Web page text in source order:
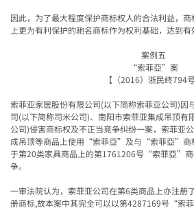
因此，为了最大程度保护商标权人的合法利益，
上更为有利保护的驰名商标作为权利基础，达到有
案例五
“索菲亞” 案
【（2016）浙民终794
索菲亚家居股份有限公司(以下简称索菲亚公司)因
司(以下简称司米公司)、南阳市索菲亚集成吊顶有
公司)侵害商标权及不正当竞争纠纷一案，索菲亚
成吊顶等商品上使用 “索菲亞” 及与 “索菲亞” 商
于第20类家具商品上的第1761206号 “索菲亞”
争。
一审法院认为，索菲亚公司在第6类商品上亦注册
册商标,故本案中其完全可以以第4287169号 “索